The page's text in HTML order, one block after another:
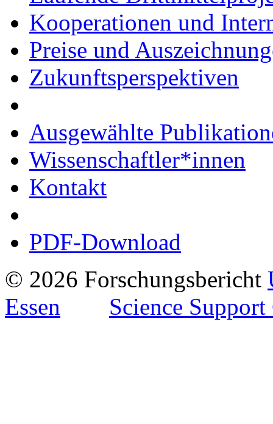
Kooperationen und
Preise und
Zukunftsperspektiven
Ausgewählte
Wissenschaftler*innen
Kontakt
PDF-Download
© 2026 Forschungsbericht
Essen
Science